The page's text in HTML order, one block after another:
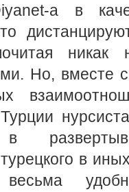
а в
никак
Но, вместе
в
в
весьма